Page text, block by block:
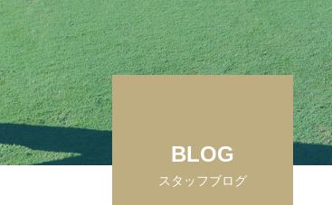
連続で優勝
BLOG
スタッフブログ